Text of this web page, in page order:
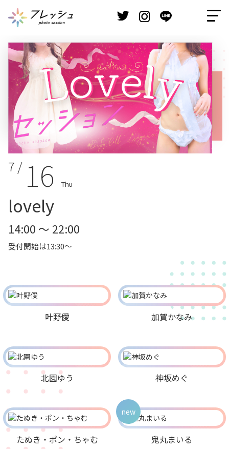
7 / 16 Thu
lovely
14:00 ～ 22:00
受付開始は13:30～
叶野僾 加賀かなみ
北園ゆう 神坂めぐ
たぬき・ポン・ちゃむ 鬼丸まいる
new